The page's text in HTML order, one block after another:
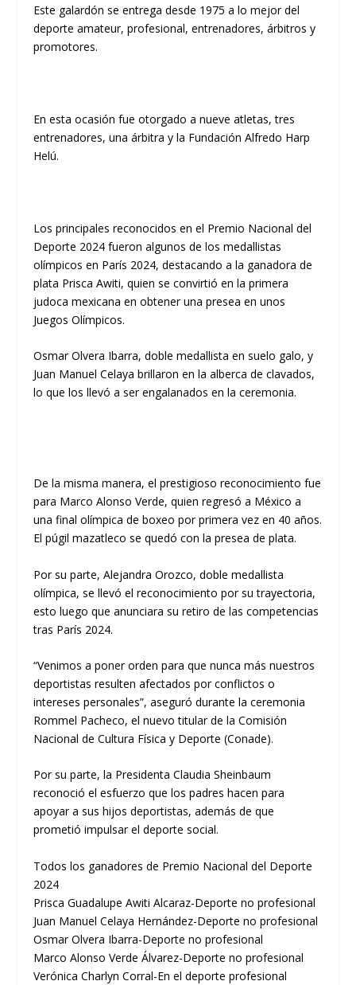
Este galardón se entrega desde 1975 a lo mejor del
deporte amateur, profesional, entrenadores, árbitros y
promotores.
En esta ocasión fue otorgado a nueve atletas, tres
entrenadores, una árbitra y la Fundación Alfredo Harp
Helú.
Los principales reconocidos en el Premio Nacional del
Deporte 2024 fueron algunos de los medallistas
olímpicos en París 2024, destacando a la ganadora de
plata Prisca Awiti, quien se convirtió en la primera
judoca mexicana en obtener una presea en unos
Juegos Olímpicos.
Osmar Olvera Ibarra, doble medallista en suelo galo, y
Juan Manuel Celaya brillaron en la alberca de clavados,
lo que los llevó a ser engalanados en la ceremonia.
De la misma manera, el prestigioso reconocimiento fue
para Marco Alonso Verde, quien regresó a México a
una final olímpica de boxeo por primera vez en 40 años.
El púgil mazatleco se quedó con la presea de plata.
Por su parte, Alejandra Orozco, doble medallista
olímpica, se llevó el reconocimiento por su trayectoria,
esto luego que anunciara su retiro de las competencias
tras París 2024.
“Venimos a poner orden para que nunca más nuestros
deportistas resulten afectados por conflictos o
intereses personales”, aseguró durante la ceremonia
Rommel Pacheco, el nuevo titular de la Comisión
Nacional de Cultura Física y Deporte (Conade).
Por su parte, la Presidenta Claudia Sheinbaum
reconoció el esfuerzo que los padres hacen para
apoyar a sus hijos deportistas, además de que
prometió impulsar el deporte social.
Todos los ganadores de Premio Nacional del Deporte
2024
Prisca Guadalupe Awiti Alcaraz-Deporte no profesional
Juan Manuel Celaya Hernández-Deporte no profesional
Osmar Olvera Ibarra-Deporte no profesional
Marco Alonso Verde Álvarez-Deporte no profesional
Verónica Charlyn Corral-En el deporte profesional